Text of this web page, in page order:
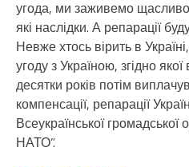
угода, ми заживемо
які наслідки. А репарації
Невже хтось вірить в
угоду з Україною, згідно
десятки років потім
компенсації, репарації
Всеукраїнської громадської
НАТО”.